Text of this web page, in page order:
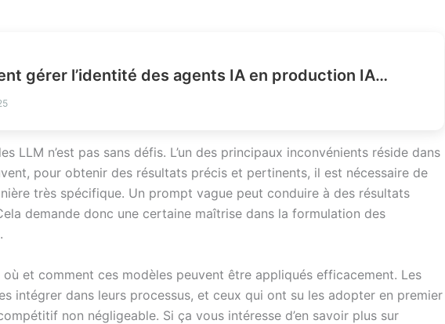
Comment gérer l’identité des agents IA en production IAM ?
LLM n’est pas sans défis. L’un des principaux inconvénients réside dans
pour obtenir des résultats précis et pertinents, il est nécessaire de
très spécifique. Un prompt vague peut conduire à des résultats
demande donc une certaine maîtrise dans la formulation des
et comment ces modèles peuvent être appliqués efficacement. Les
intégrer dans leurs processus, et ceux qui ont su les adopter en premier
non négligeable. Si ça vous intéresse d’en savoir plus sur